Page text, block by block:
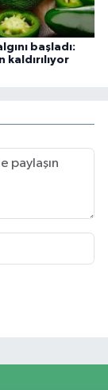
başladı:
kaldırılıyor